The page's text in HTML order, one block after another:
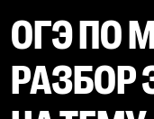
ОГЭ ПО
РАЗБОР